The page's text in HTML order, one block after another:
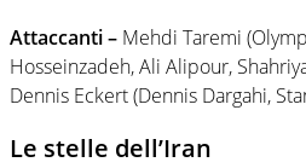
Attaccanti – Mehdi Taremi
Hosseinzadeh, Ali Alipour,
Dennis Eckert (Dennis Dargahi,
Le stelle dell’Iran